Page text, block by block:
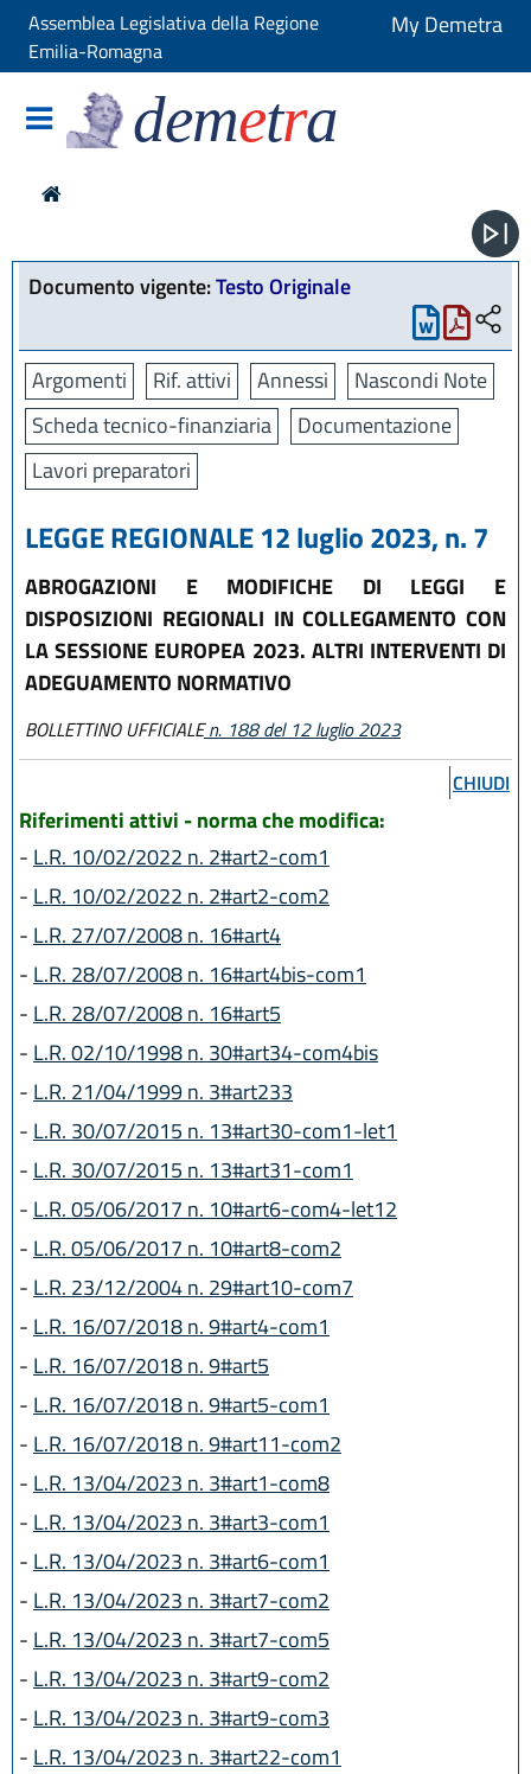
Assemblea Legislativa della Regione
Emilia-Romagna
My Demetra
demetra
Documento vigente:Testo Originale
Argomenti Rif. attivi Annessi
Nascondi Note
Scheda tecnico-finanziaria
Documentazione
Lavori preparatori
LEGGE REGIONALE 12 luglio 2023, n. 7
ABROGAZIONI E MODIFICHE DI LEGGI E
DISPOSIZIONI REGIONALI IN COLLEGAMENTO CON
LA SESSIONE EUROPEA 2023. ALTRI INTERVENTI DI
ADEGUAMENTO NORMATIVO
BOLLETTINO UFFICIALEn. 188 del 12 luglio 2023
CHIUDI
Riferimenti attivi - norma che modifica:
- L.R. 10/02/2022 n. 2#art2-com1
- L.R. 10/02/2022 n. 2#art2-com2
- L.R. 27/07/2008 n. 16#art4
- L.R. 28/07/2008 n. 16#art4bis-com1
- L.R. 28/07/2008 n. 16#art5
- L.R. 02/10/1998 n. 30#art34-com4bis
- L.R. 21/04/1999 n. 3#art233
- L.R. 30/07/2015 n. 13#art30-com1-let1
- L.R. 30/07/2015 n. 13#art31-com1
- L.R. 05/06/2017 n. 10#art6-com4-let12
- L.R. 05/06/2017 n. 10#art8-com2
- L.R. 23/12/2004 n. 29#art10-com7
- L.R. 16/07/2018 n. 9#art4-com1
- L.R. 16/07/2018 n. 9#art5
- L.R. 16/07/2018 n. 9#art5-com1
- L.R. 16/07/2018 n. 9#art11-com2
- L.R. 13/04/2023 n. 3#art1-com8
- L.R. 13/04/2023 n. 3#art3-com1
- L.R. 13/04/2023 n. 3#art6-com1
- L.R. 13/04/2023 n. 3#art7-com2
- L.R. 13/04/2023 n. 3#art7-com5
- L.R. 13/04/2023 n. 3#art9-com2
- L.R. 13/04/2023 n. 3#art9-com3
- L.R. 13/04/2023 n. 3#art22-com1